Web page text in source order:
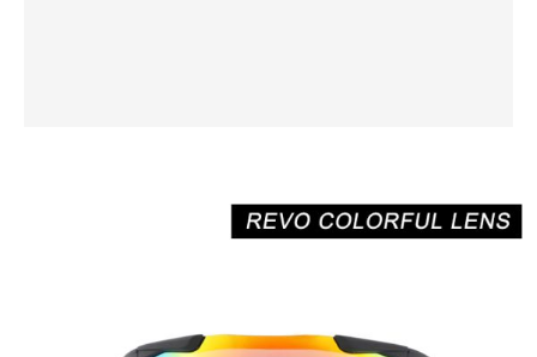
En plus des lunettes de tir polarisées traditionnelles, la
conditions lumineuses. En réduisant l'éblouissement des